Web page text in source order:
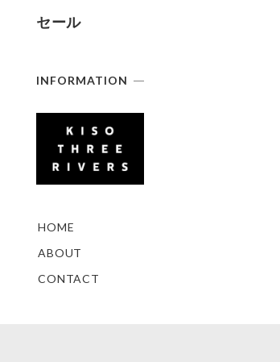
セール
INFORMATION
HOME
ABOUT
CONTACT